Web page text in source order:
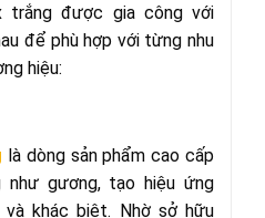
trắng được gia công với
để phù hợp với từng nhu
hiệu:
là dòng sản phẩm cao cấp
gương, tạo hiệu ứng
và khác biệt. Nhờ sở hữu